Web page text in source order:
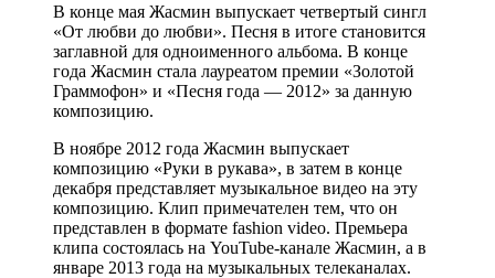
В конце мая Жасмин выпускает четвертый сингл
«От любви до любви». Песня в итоге становится
заглавной для одноименного альбома. В конце
года Жасмин стала лауреатом премии «Золотой
Граммофон» и «Песня года — 2012» за данную
композицию.
В ноябре 2012 года Жасмин выпускает
композицию «Руки в рукава», в затем в конце
декабря представляет музыкальное видео на эту
композицию. Клип примечателен тем, что он
представлен в формате fashion video. Премьера
клипа состоялась на YouTube-канале Жасмин, а в
январе 2013 года на музыкальных телеканалах.